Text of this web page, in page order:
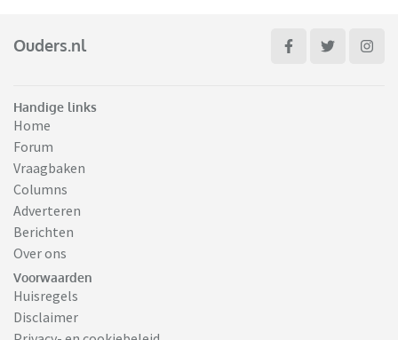
Ouders.nl
Handige links
Home
Forum
Vraagbaken
Columns
Adverteren
Berichten
Over ons
Voorwaarden
Huisregels
Disclaimer